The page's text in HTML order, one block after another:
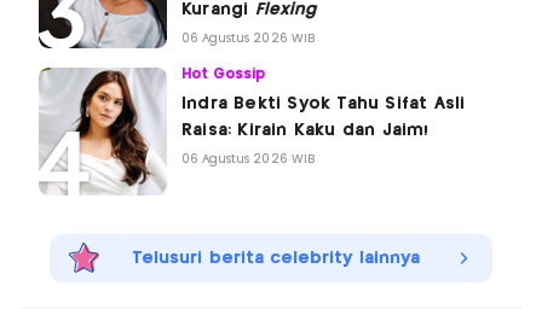
Kurangi Flexing
06 Agustus 2026 WIB
Hot Gossip
Indra Bekti Syok Tahu Sifat Asli
Raisa: Kirain Kaku dan Jaim!
06 Agustus 2026 WIB
Telusuri berita celebrity lainnya